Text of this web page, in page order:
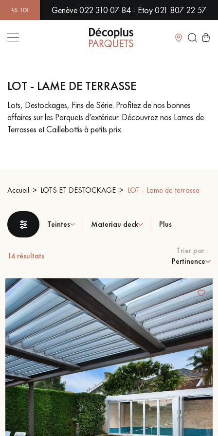
GARANTIS ! | PLUS DE 500 MODÈLES EN SHOWROOM |
Genève 022 310 07 84 - Etoy 021 807 22 57
Fermer
LES RECHERCHES LES PLUS COURANTES
PARQUET MASSIF
PARQUET CONTRECOLLÉ -
PARQUET VIEILLI PARQUET EN CHÊNE FUMÉ
PARQUET LAMES LARGES XXL PARQUET EN CHÊNE
ACCESSOIRES PARQUET
D'INTÉRIEUR
Nos conseillers sont disponibles au
022 310 07 84
VOUS AVEZ UN PROJET ?
Nos experts sont à votre disposition pour vous guider pas à
LOT - LAME DE TERRASSE
Lots, Destockages, Fins de Série. Profitez de nos bonnes
affaires sur les Parquets d'extérieur. Découvrez nos Lames de
Terrasses et Caillebottis à petits prix.
Accueil LOTS ET DESTOCKAGE LOT - Lame de terrasse
Teintes Materiau deck Plus
14 résultats
Trier par :
Pertinence